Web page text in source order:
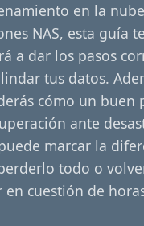
en la
NAS, esta guía
a dar los pasos
tus datos.
cómo un buen
ante
marcar la
todo o
en cuestión de